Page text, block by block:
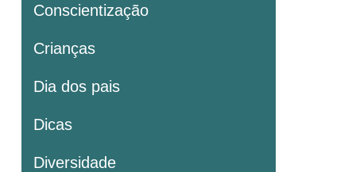
Conscientização
Crianças
Dia dos pais
Dicas
Diversidade